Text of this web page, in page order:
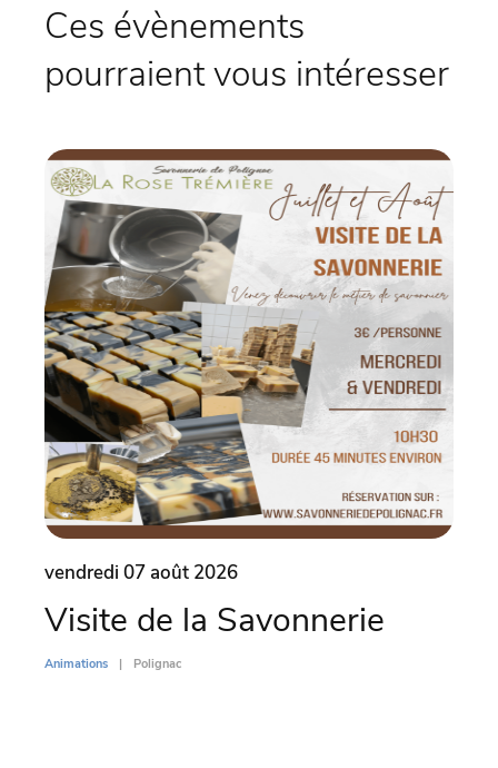
Ces évènements
pourraient vous intéresser
vendredi 07 août 2026
Visite de la Savonnerie
Animations Polignac